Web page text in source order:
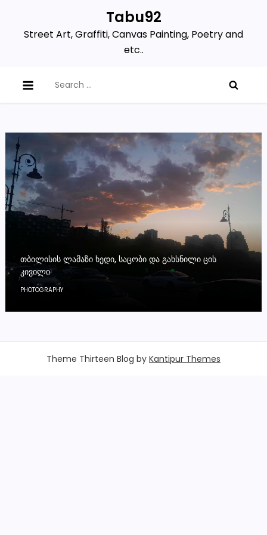
content
Tabu92
Street Art, Graffiti, Canvas Painting, Poetry and
etc..
for:
ᲗᲑᲘᲚᲘᲡᲘᲡ ᲚᲐᲛᲐᲖᲘ ᲮᲔᲓᲘ, ᲡᲐᲪᲝᲑᲘ ᲓᲐ ᲒᲐᲮᲡᲜᲘᲚᲘ ᲪᲘᲡ
ᲙᲘᲕᲘᲚᲘ
PHOTOGRAPHY
Theme Thirteen Blog by Kantipur Themes